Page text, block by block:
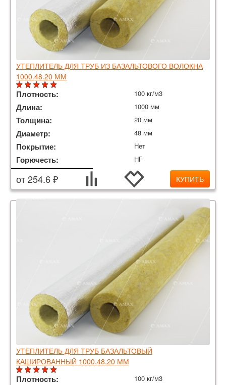
УТЕПЛИТЕЛЬ ДЛЯ ТРУБ ИЗ БАЗАЛЬТОВОГО ВОЛОКНА
1000.48.20 ММ
Плотность: 100 кг/м3
Длина: 1000 мм
Толщина: 20 мм
Диаметр: 48 мм
Покрытие: Нет
Горючесть: НГ
от 254.6 ₽ КУПИТЬ
УТЕПЛИТЕЛЬ ДЛЯ ТРУБ БАЗАЛЬТОВЫЙ
КАШИРОВАННЫЙ 1000.48.20 ММ
Плотность: 100 кг/м3